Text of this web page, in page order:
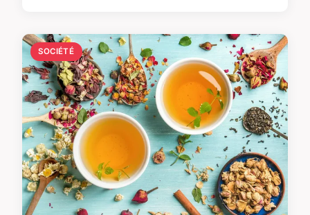
SOCIÉTÉ